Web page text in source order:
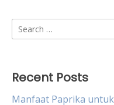
Search
for:
Recent Posts
Manfaat Paprika